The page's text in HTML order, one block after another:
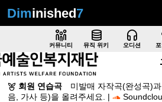
Diminished7
커뮤니티 뮤직 위키 오디션
회원 연습곡
미발매 자작곡(완성곡)
음, 가사 등)을 올려주세요. |
Sketchbook5, 스케